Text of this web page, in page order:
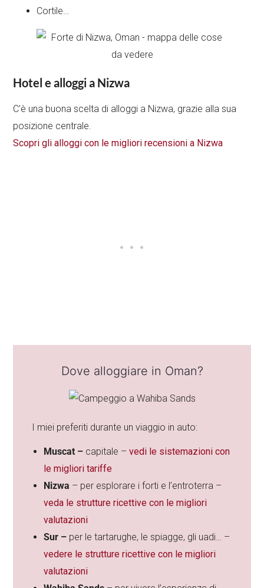
Cortile…
Hotel e alloggi a Nizwa
C’è una buona scelta di alloggi a Nizwa, grazie alla sua
posizione centrale.
Scopri gli alloggi con le migliori recensioni a Nizwa
Dove alloggiare in Oman?
I miei preferiti durante un viaggio in auto:
Muscat – capitale – vedi le sistemazioni con
le migliori tariffe
Nizwa – per esplorare i forti e l’entroterra –
veda le strutture ricettive con le migliori
valutazioni
Sur – per le tartarughe, le spiagge, gli uadi… –
vedere le strutture ricettive con le migliori
valutazioni